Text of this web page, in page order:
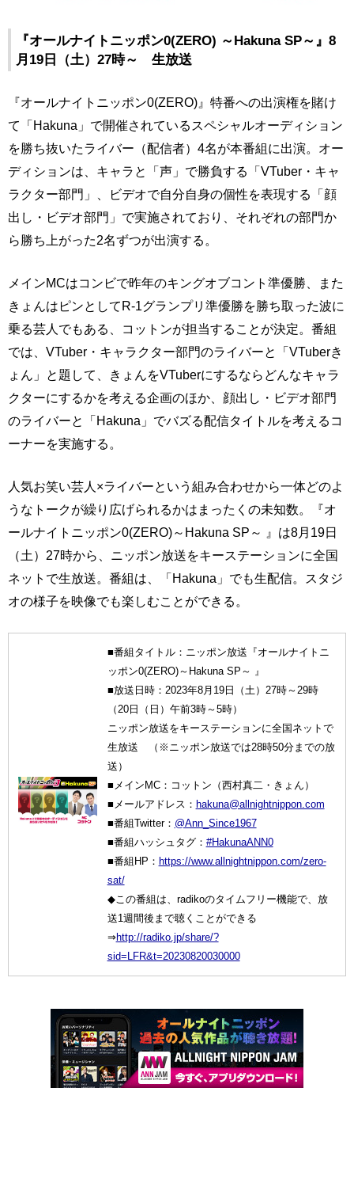
『オールナイトニッポン0(ZERO) ～Hakuna SP～』8
月19日（土）27時～ 生放送
『オールナイトニッポン0(ZERO)』特番への出演権を賭け
て「Hakuna」で開催されているスペシャルオーディション
を勝ち抜いたライバー（配信者）4名が本番組に出演。オー
ディションは、キャラと「声」で勝負する「VTuber・キャ
ラクター部門」、ビデオで自分自身の個性を表現する「顔
出し・ビデオ部門」で実施されており、それぞれの部門か
ら勝ち上がった2名ずつが出演する。
メインMCはコンビで昨年のキングオブコント準優勝、また
きょんはピンとしてR-1グランプリ準優勝を勝ち取った波に
乗る芸人でもある、コットンが担当することが決定。番組
では、VTuber・キャラクター部門のライバーと「VTuberき
ょん」と題して、きょんをVTuberにするならどんなキャラ
クターにするかを考える企画のほか、顔出し・ビデオ部門
のライバーと「Hakuna」でバズる配信タイトルを考えるコ
ーナーを実施する。
人気お笑い芸人×ライバーという組み合わせから一体どのよ
うなトークが繰り広げられるかはまったくの未知数。『オ
ールナイトニッポン0(ZERO)～Hakuna SP～ 』は8月19日
（土）27時から、ニッポン放送をキーステーションに全国
ネットで生放送。番組は、「Hakuna」でも生配信。スタジ
オの様子を映像でも楽しむことができる。
■番組タイトル：ニッポン放送『オールナイトニ
ッポン0(ZERO)～Hakuna SP～ 』
■放送日時：2023年8月19日（土）27時～29時
（20日（日）午前3時～5時）
ニッポン放送をキーステーションに全国ネットで
生放送 （※ニッポン放送では28時50分までの放
送）
■メインMC：コットン（西村真二・きょん）
■メールアドレス： hakuna@allnightnippon.com
■番組Twitter： @Ann_Since1967
■番組ハッシュタグ： #HakunaANN0
■番組HP： https://www.allnightnippon.com/zero-
sat/
◆この番組は、radikoのタイムフリー機能で、放
送1週間後まで聴くことができる
⇒http://radiko.jp/share/?
sid=LFR&t=20230820030000